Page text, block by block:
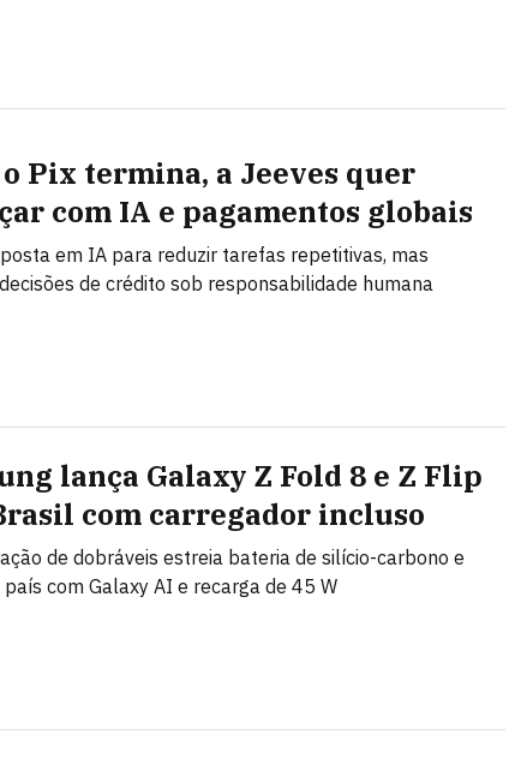
o Pix termina, a Jeeves quer
com IA e pagamentos globais
em IA para reduzir tarefas repetitivas, mas
de crédito sob responsabilidade humana
lança Galaxy Z Fold 8 e Z Flip
com carregador incluso
de dobráveis estreia bateria de silício-carbono e
país com Galaxy AI e recarga de 45 W